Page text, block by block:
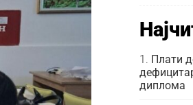
Плати
диплома